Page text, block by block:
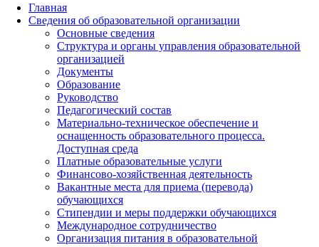
Главная
Сведения об образовательной организации
Основные сведения
Структура и органы управления образовательной
организацией
Документы
Образование
Руководство
Педагогический состав
Материально-техническое обеспечение и
оснащенность образовательного процесса.
Доступная среда
Платные образовательные услуги
Финансово-хозяйственная деятельность
Вакантные места для приема (перевода)
обучающихся
Стипендии и меры поддержки обучающихся
Международное сотрудничество
Организация питания в образовательной